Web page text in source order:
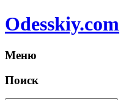
Odesskiy.com
Меню
Поиск